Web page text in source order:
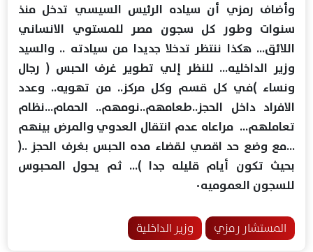
وأضاف رمزي أن سياده الرئيس السيسي تدخل منذ
سنوات وطور كل سجون مصر للمستوي الانساني
اللائق… هكذا ننتظر تدخلا جديدا من سيادته .. والسيد
وزير الداخليه… للنظر إلي تطوير غرف الحبس ( رجال
ونساء )في كل قسم وكل مركز.. من تهويه.. وعدد
الافراد داخل الحجز..طعامهم..نومهم.. الحمام…نظام
تعاملهم… مراعاه عدم انتقال العدوي والمرض بينهم
…مع وضع حد اقصي لقضاء مده الحبس بغرف الحجز ..(
بحيث تكون أيام قليله جدا )… ثم يحول المحبوس
للسجون العموميه٠
المستشار رمزي وزير الداخلية